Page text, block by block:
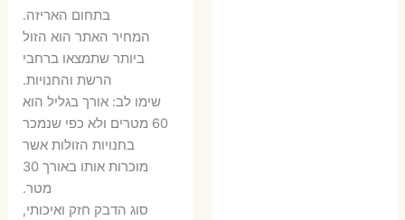
9 ₪.
6 ₪.
בתחום האריזה.
המחיר האתר הוא הזול
ביותר שתמצאו ברחבי
הרשת והחנויות.
שימו לב: אורך בגליל הוא
60 מטרים ולא כפי שנמכר
בחנויות הזולות אשר
מוכרות אותו באורך 30
מטר.
סוג הדבק חזק ואיכותי,